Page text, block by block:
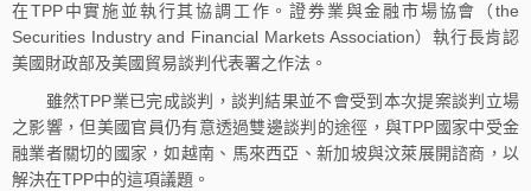
在TPP中實施並執行其協調工作。證券業與金融市場協會（the
Securities Industry and Financial Markets Association）執行長肯認
美國財政部及美國貿易談判代表署之作法。
雖然TPP業已完成談判，談判結果並不會受到本次提案談判立場
之影響，但美國官員仍有意透過雙邊談判的途徑，與TPP國家中受金
融業者關切的國家，如越南、馬來西亞、新加坡與汶萊展開諮商，以
解決在TPP中的這項議題。